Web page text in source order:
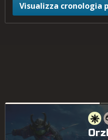
Visualizza cronologia